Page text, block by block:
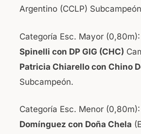
Argentino (CCLP)
Categoría Esc. Mayor (0,80m):
Spinelli con DP GIG (CHC)
Patricia Chiarello con Chino
Subcampeón.
Categoría Esc. Menor (0,80m):
Domínguez con Doña Chela